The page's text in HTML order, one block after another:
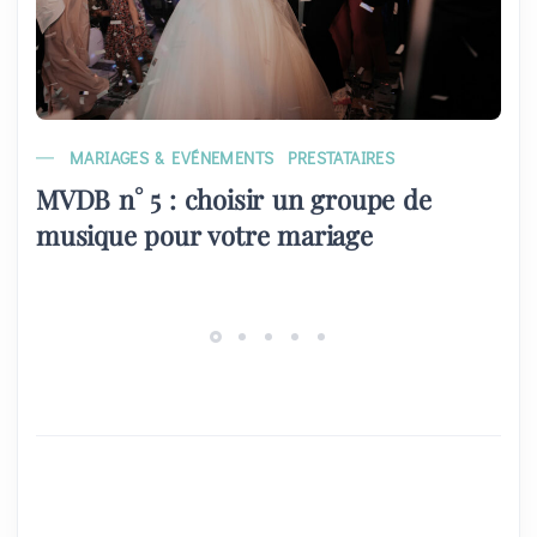
MARIAGES & EVÉNEMENTS PRESTATAIRES
MVDB n° 5 : choisir un groupe de
musique pour votre mariage